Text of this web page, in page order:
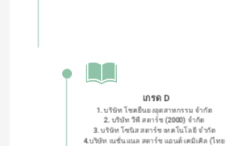
เกรด D
1. บริษัท โชคยืนยงอุตสาหกรรม จำกัด
2. บริษัท วีพี สตาร์ช (2000) จำกัด
3. บริษัท โซนิส สตาร์ช เทคโนโลยี จํากัด
4.บริษัท เนชั่นแนล สตาร์ช แอนด์ เคมิเคิล (ไทย